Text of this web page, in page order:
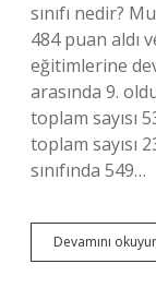
sınıfı nedir?
484 puan aldı
eğitimlerine
arasında 9.
toplam sayısı
toplam sayısı
sınıfında 549…
Devamını